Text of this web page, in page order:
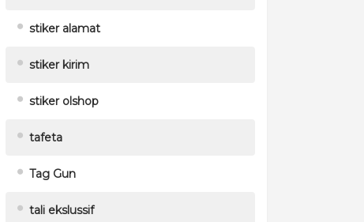
stiker alamat
stiker kirim
stiker olshop
tafeta
Tag Gun
tali ekslussif